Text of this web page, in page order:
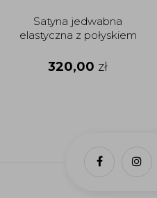
Satyna jedwabna
elastyczna z połyskiem
320,00 zł